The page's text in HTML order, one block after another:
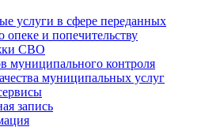
услуги в сфере переданных
и попечительству
СВО
муниципального контроля
муниципальных услуг
запись